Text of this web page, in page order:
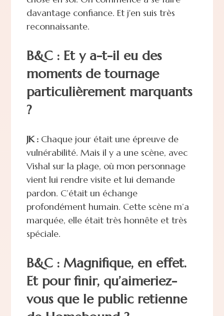
davantage confiance. Et j'en suis très
reconnaissante.
B&C : Et y a-t-il eu des
moments de tournage
particulièrement marquants
?
JK :Chaque jour était une épreuve de
vulnérabilité. Mais il y a une scène, avec
Vishal sur la plage, où mon personnage
vient lui rendre visite et lui demande
pardon. C’était un échange
profondément humain. Cette scène m’a
marquée, elle était très honnête et très
spéciale.
B&C : Magnifique, en effet.
Et pour finir, qu’aimeriez-
vous que le public retienne